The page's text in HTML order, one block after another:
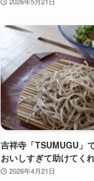
吉祥寺「TSUMUGU」
おいしすぎて助けてく
2026年4月21日